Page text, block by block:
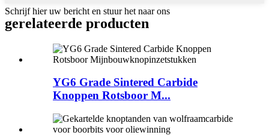
Schrijf hier uw bericht en stuur het naar ons
gerelateerde producten
YG6 Grade Sintered Carbide
Knoppen Rotsboor M...